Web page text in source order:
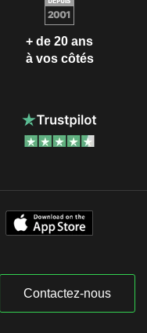
+ de 20 ans
à vos côtés
Contactez-nous